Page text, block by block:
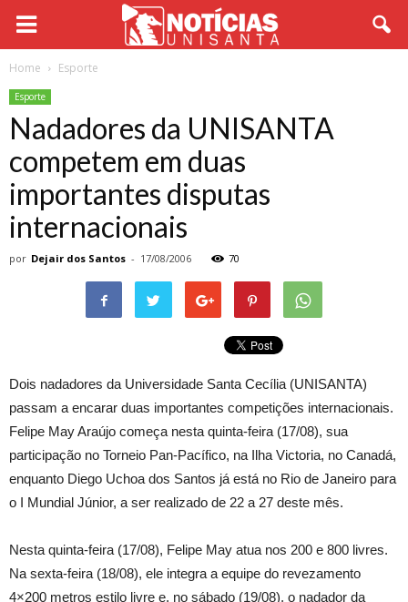
Home Esporte
Esporte
Nadadores da UNISANTA
competem em duas
importantes disputas
internacionais
por Dejair dos Santos - 17/08/2006 70
Dois nadadores da Universidade Santa Cecília (UNISANTA)
passam a encarar duas importantes competições internacionais.
Felipe May Araújo começa nesta quinta-feira (17/08), sua
participação no Torneio Pan-Pacífico, na Ilha Victoria, no Canadá,
enquanto Diego Uchoa dos Santos já está no Rio de Janeiro para
o I Mundial Júnior, a ser realizado de 22 a 27 deste mês.
Nesta quinta-feira (17/08), Felipe May atua nos 200 e 800 livres.
Na sexta-feira (18/08), ele integra a equipe do revezamento
4×200 metros estilo livre e, no sábado (19/08), o nadador da